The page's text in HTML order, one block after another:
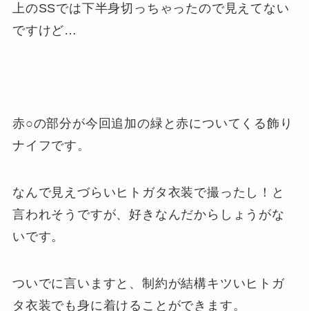
上のSSでは下半身切っちゃったので見えてない
ですけど…
赤○の部分が今回追加の緑と赤についてくる飾り
ナイフです。
なんで見えづらいヒトガタ衣装で撮ったし！と
言われそうですが、好きなんだからしょうがな
いです。
ついでに言いますと、制約が結構キツいヒトガ
タ衣装でも身に着けることができます。